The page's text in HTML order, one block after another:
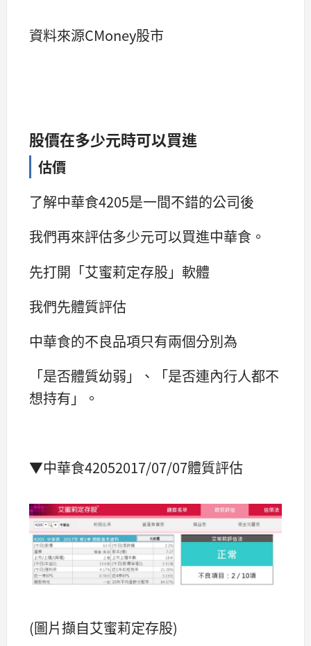
資料來源CMoney股市
股價在多少元時可以買進
估價
了解中華食4205是一間不錯的公司後
我們再來評估多少元可以買進中華食。
先打開「艾蜜莉定存股」軟體
我們先體質評估
中華食的不良品項只有兩個分別為
「是否體質幼弱」、「是否連內行人都不
想持有」。
▼中華食42052017/07/07體質評估
(圖片擷自艾蜜莉定存股)